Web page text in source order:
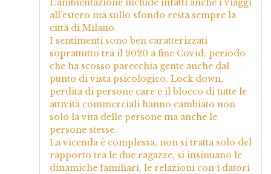
all’estero ma sullo sfondo resta sempre la
città di Milano.
I sentimenti sono ben caratterizzati
soprattutto tra il 2020 a fine Covid, periodo
che ha scosso parecchia gente anche dal
punto di vista psicologico. Lock down,
perdita di persone care e il blocco di tutte le
attività commerciali hanno cambiato non
solo la vita delle persone ma anche le
persone stesse.
La vicenda è complessa, non si tratta solo del
rapporto tra le due ragazze, si insinuano le
dinamiche familiari, le relazioni con i datori